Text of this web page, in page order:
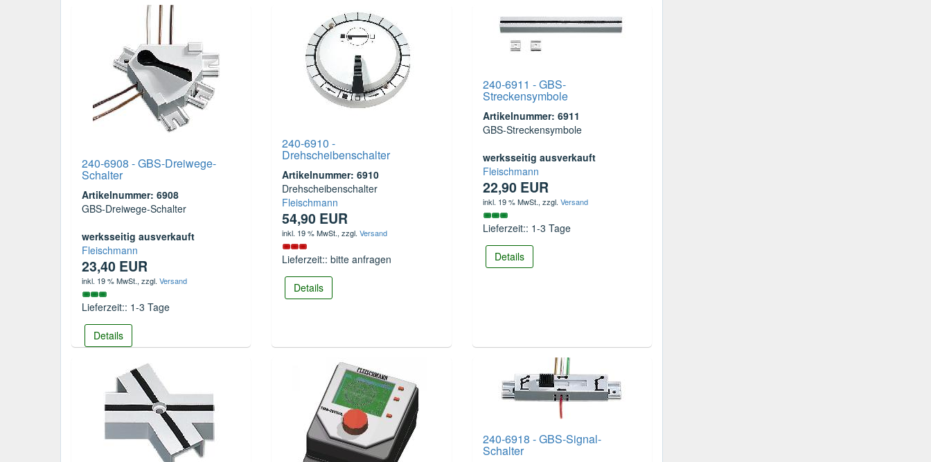
240-6908 - GBS-Dreiwege-
Schalter
Artikelnummer: 6908
GBS-Dreiwege-Schalter
werksseitig ausverkauft
Fleischmann
23,40 EUR
inkl. 19 % MwSt., zzgl. Versand
Lieferzeit:: 1-3 Tage
Details
240-6910 -
Drehscheibenschalter
Artikelnummer: 6910
Drehscheibenschalter
Fleischmann
54,90 EUR
inkl. 19 % MwSt., zzgl.Versand
Lieferzeit:: bitte anfragen
Details
240-6911 - GBS-
Streckensymbole
Artikelnummer: 6911
GBS-Streckensymbole
werksseitig ausverkauft
Fleischmann
22,90 EUR
inkl. 19 % MwSt., zzgl. Versand
Lieferzeit:: 1-3 Tage
Details
240-6918 - GBS-Signal-
Schalter